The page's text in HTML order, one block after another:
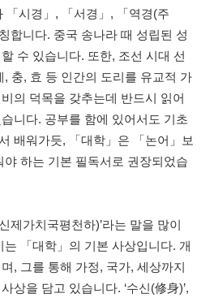
「시경」, 「서경」, 「역경(주
합니다. 중국 송나라 때 성립된 성
수 있습니다. 또한, 조선 시대 선
, 충, 효 등 인간의 도리를 유교적 가
의 덕목을 갖추는데 반드시 읽어
니다. 공부를 함에 있어서도 기초
배워가듯, 「대학」은 「논어」보
하는 기본 필독서로 권장되었습
제가치국평천하)’라는 말을 많이
「대학」의 기본 사상입니다. 개
, 그를 통해 가정, 국가, 세상까지
상을 담고 있습니다. ‘수신(修身)’,